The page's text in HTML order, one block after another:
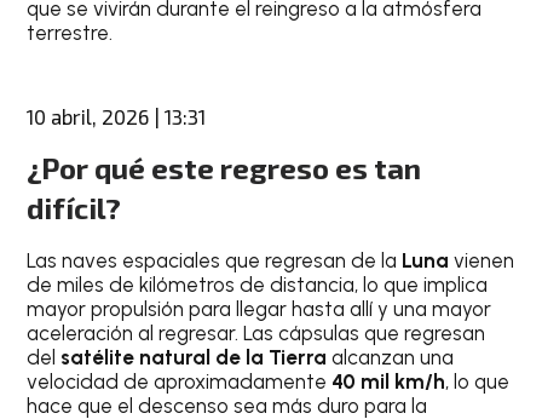
que se vivirán durante el reingreso a la atmósfera
terrestre.
10 abril, 2026 | 13:31
¿Por qué este regreso es tan
difícil?
Las naves espaciales que regresan de la Luna vienen
de miles de kilómetros de distancia, lo que implica
mayor propulsión para llegar hasta allí y una mayor
aceleración al regresar. Las cápsulas que regresan
del satélite natural de la Tierra alcanzan una
velocidad de aproximadamente 40 mil km/h, lo que
hace que el descenso sea más duro para la